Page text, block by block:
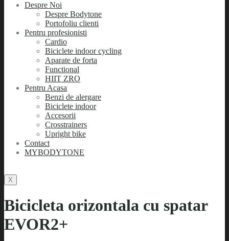
Despre Noi
Despre Bodytone
Portofoliu clienti
Pentru profesionisti
Cardio
Biciclete indoor cycling
Aparate de forta
Functional
HIIT ZRO
Pentru Acasa
Benzi de alergare
Biciclete indoor
Accesorii
Crosstrainers
Upright bike
Contact
MYBODYTONE
X
Bicicleta orizontala cu spatar
EVOR2+